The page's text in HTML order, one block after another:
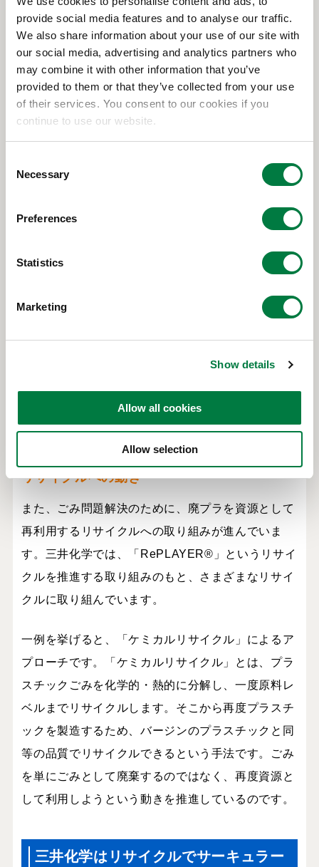
provide social media features and to analyse our traffic.
We also share information about your use of our site with
our social media, advertising and analytics partners who
may combine it with other information that you’ve
provided to them or that they’ve collected from your use
of their services. You consent to our cookies if you
continue to use our website.
Necessary
Preferences
Statistics
Marketing
Show details
Allow all cookies
Allow selection
ません。一方、プラスチックストローはプラごみと
して回収され、リサイクルループに乗ることになり
ます。
プラスチックストローに回帰した企業はこのように
判断したのでしょう。
バイオマスプラスチックの場合、
の排出量を抑
利用できるため、環境問題への取り組みと、利用者
す。実際に紙ストローでもプラスチックストローで
※バイオマスプラスチックについては、「バイオマ
リサイクルへの動き
また、ごみ問題解決のために、廃プラを資源として
再利用するリサイクルへの取り組みが進んでいま
す。三井化学では、「 RePLAYER®」というリサイ
クルを推進する取り組みのもと、さまざまなリサイ
クルに取り組んでいます。
一例を挙げると、「ケミカルリサイクル」によるア
プローチです。「ケミカルリサイクル」とは、プラ
スチックごみを化学的・熱的に分解し、一度原料レ
ベルまでリサイクルします。そこから再度プラスチ
ックを製造するため、バージンのプラスチックと同
等の品質でリサイクルできるという手法です。ごみ
を単にごみとして廃棄するのではなく、再度資源と
して利用しようという動きを推進しているのです。
三井化学はリサイクルでサーキュラー